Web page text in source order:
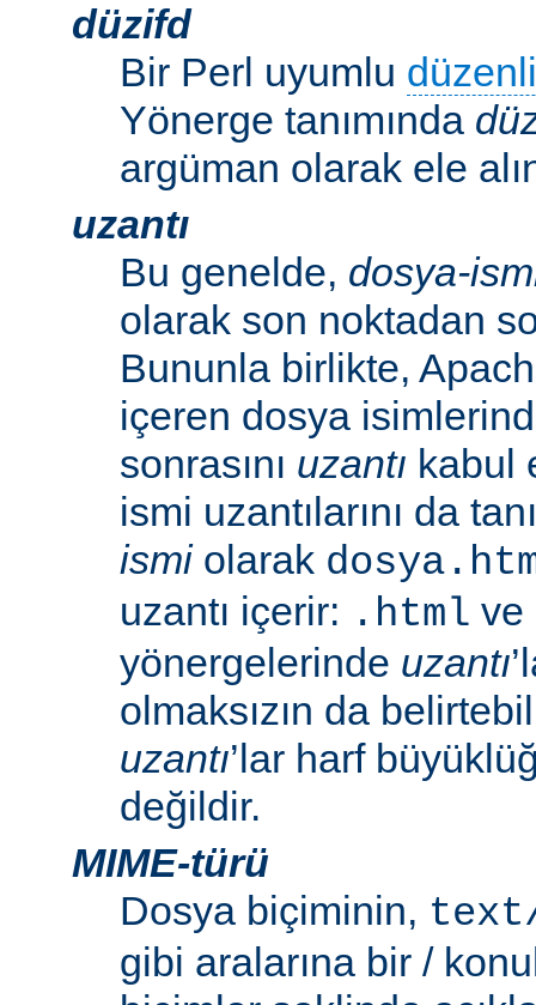
düzifd
Bir Perl uyumlu
Yönerge tanımında
argüman olarak ele
uzantı
Bu genelde, dosya-
olarak son noktadan
Bununla birlikte,
içeren dosya
sonrasını uzantı kabul
ismi uzantılarını da
ismiolarak
uzantı içerir: .html ve
yönergelerinde uzantı
olmaksızın da
uzantı’lar harf
değildir.
MIME-türü
Dosya biçiminin,
gibi aralarına bir /